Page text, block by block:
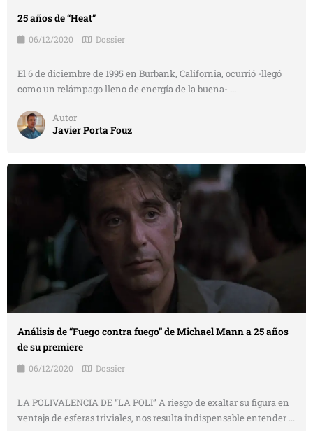
25 años de “Heat”
06/12/2020 Dossier
El 6 de diciembre de 1995 en Burbank, California, ocurrió -llegó
como un relámpago lleno de energía de la buena- ...
Autor
Javier Porta Fouz
Análisis de “Fuego contra fuego” de Michael Mann a 25 años
de su premiere
06/12/2020 Dossier
LA POLIVALENCIA DE “LA POLI” A riesgo de exaltar su figura en
ventaja de esferas triviales, nos resulta indispensable entender ...